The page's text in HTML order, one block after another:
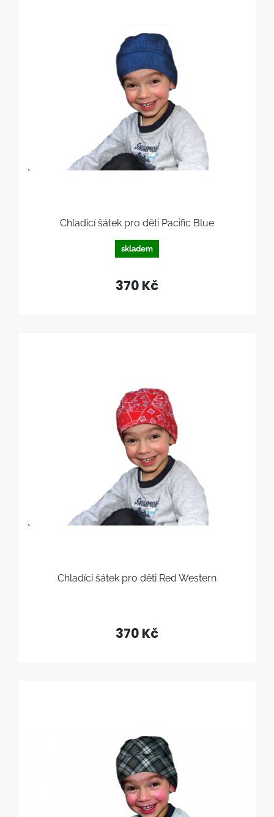
Chladící šátek pro děti Pacific Blue
skladem
370 Kč
Chladící šátek pro děti Red Western
370 Kč